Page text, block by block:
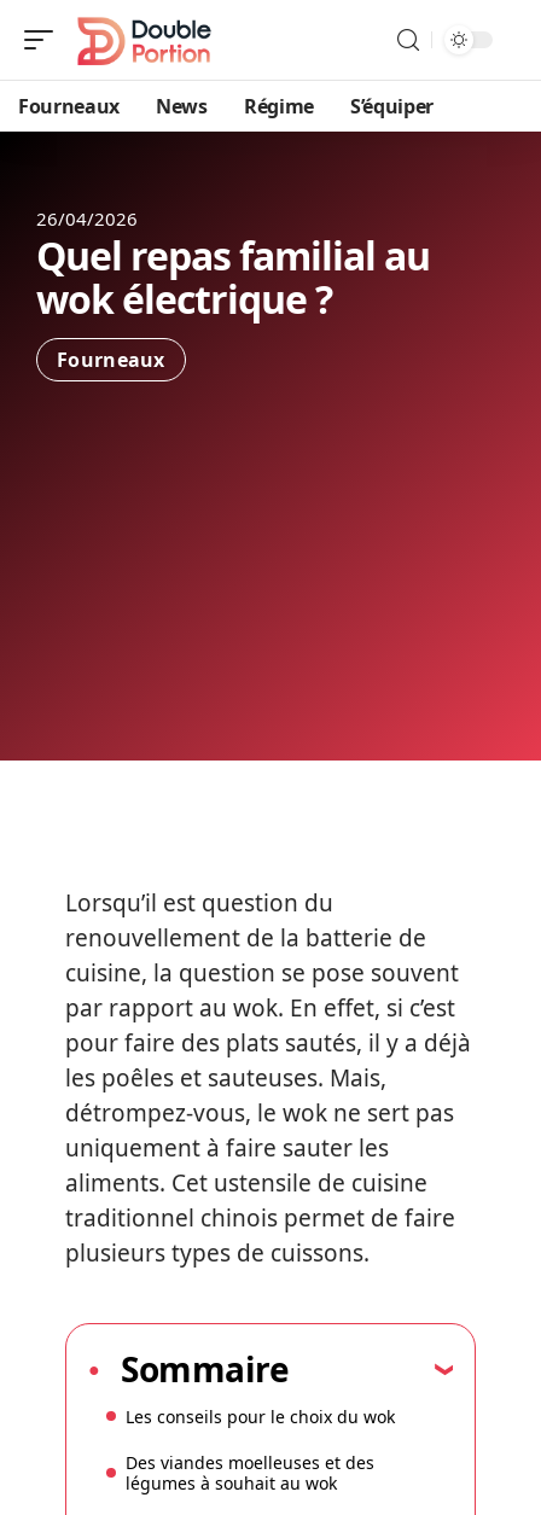
Fourneaux News Régime S’équiper
26/04/2026
Quel repas familial au
wok électrique ?
Fourneaux
Lorsqu’il est question du
renouvellement de la batterie de
cuisine, la question se pose souvent
par rapport au wok. En effet, si c’est
pour faire des plats sautés, il y a déjà
les poêles et sauteuses. Mais,
détrompez-vous, le wok ne sert pas
uniquement à faire sauter les
aliments. Cet ustensile de cuisine
traditionnel chinois permet de faire
plusieurs types de cuissons.
Sommaire
Les conseils pour le choix du wok
Des viandes moelleuses et des
légumes à souhait au wok